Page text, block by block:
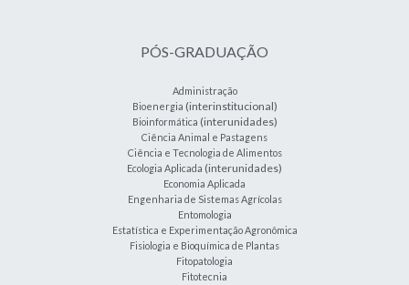
PÓS-GRADUAÇÃO
Administração
Bioenergia (interinstitucional)
Bioinformática (interunidades)
Ciência Animal e Pastagens
Ciência e Tecnologia de Alimentos
Ecologia Aplicada (interunidades)
Economia Aplicada
Engenharia de Sistemas Agrícolas
Entomologia
Estatística e Experimentação Agronômica
Fisiologia e Bioquímica de Plantas
Fitopatologia
Fitotecnia